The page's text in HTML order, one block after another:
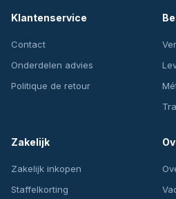
Klantenservice
Contact
Onderdelen advies
Politique de retour
Zakelijk
Zakelijk inkopen
Staffelkorting